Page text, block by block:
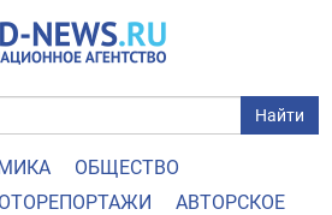
Найти
ОБЩЕСТВО
АВТОРСКОЕ